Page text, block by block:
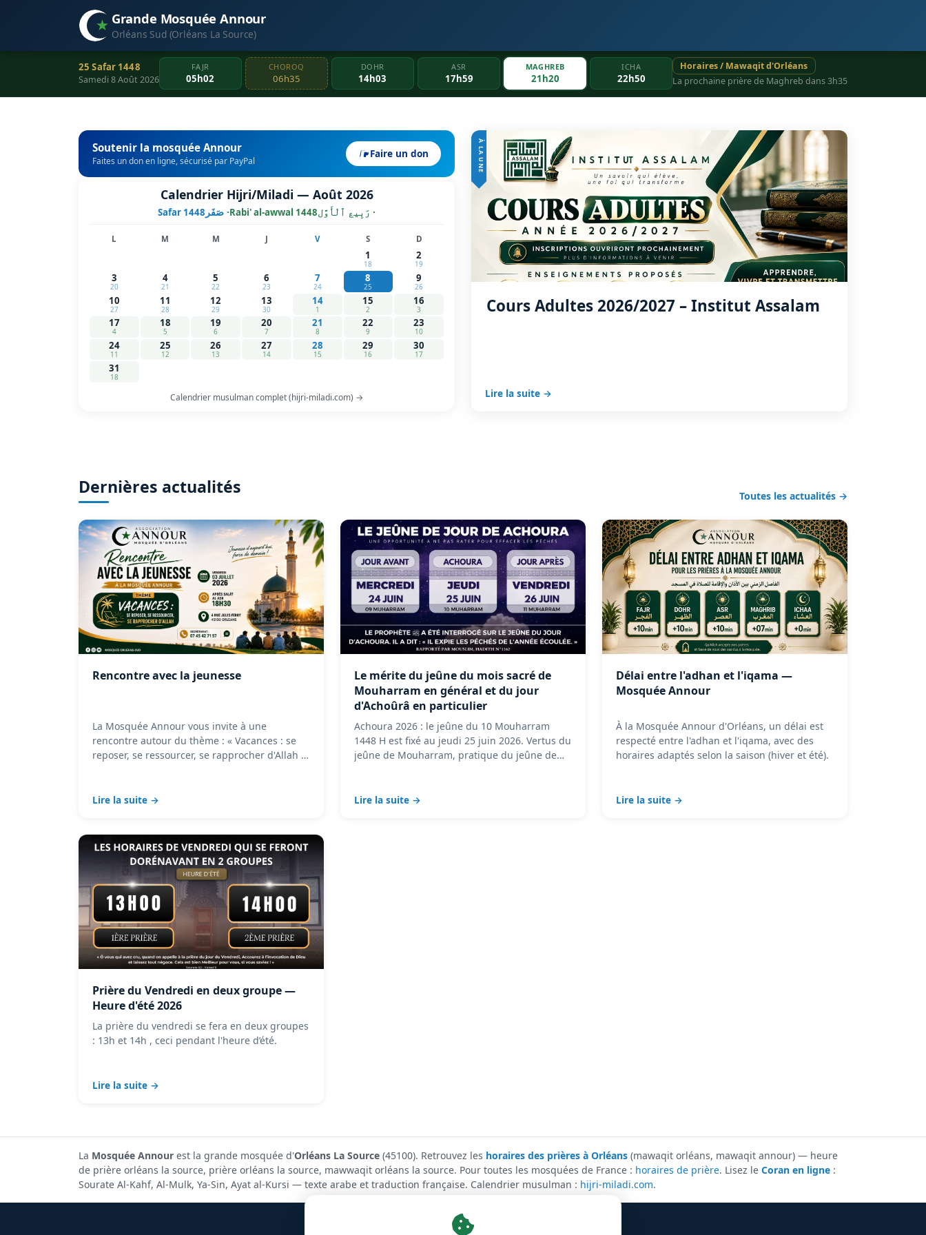
Grande Mosquée Annour
Orléans Sud (Orléans La Source)
25 Safar 1448
Samedi 8 Août 2026
FAJR
05h02
CHOROQ
06h35
DOHR
14h03
ASR
17h59
MAGHREB
21h20
ICHA
22h50
Horaires / Mawaqit d'Orléans
La prochaine prière de Maghreb dans 3h35
Soutenir la mosquée Annour
Faites un don en ligne, sécurisé par PayPal
Faire un don
Calendrier Hijri/Miladi — Août 2026
Safar 1448 · صَفَرRabi' al-awwal 1448· رَبِيع ٱلْأَوَّل
L M M J V S D
1
18
2
19
3
20
4
21
5
22
6
23
7
24
8
25
9
26
10
27
11
28
12
29
13
30
14
1
15
2
16
3
17
4
18
5
19
6
20
7
21
8
22
9
23
10
24
11
25
12
26
13
27
14
28
15
29
16
30
17
31
18
Calendrier musulman complet (hijri-miladi.com) →
À LA UNE
Cours Adultes 2026/2027 – Institut Assalam
Lire la suite →
Dernières actualités Toutes les actualités →
Rencontre avec la jeunesse
La Mosquée Annour vous invite à une
rencontre autour du thème : « Vacances : se
reposer, se ressourcer, se rapprocher d'Allah ».
Lire la suite →
Le mérite du jeûne du mois sacré de
Mouharram en général et du jour
d'Achoûrâ en particulier
Achoura 2026 : le jeûne du 10 Mouharram
1448 H est fixé au jeudi 25 juin 2026. Vertus du
jeûne de Mouharram, pratique du jeûne de
Lire la suite →
Délai entre l'adhan et l'iqama —
Mosquée Annour
À la Mosquée Annour d'Orléans, un délai est
respecté entre l'adhan et l'iqama, avec des
horaires adaptés selon la saison (hiver et été).
Lire la suite →
Prière du Vendredi en deux groupe —
Heure d'été 2026
La prière du vendredi se fera en deux groupes
: 13h et 14h , ceci pendant l'heure d’été.
Lire la suite →
La Mosquée Annour est la grande mosquée d'Orléans La Source (45100). Retrouvez les horaires des prières à Orléans (mawaqit orléans, mawaqit annour) — heure
de prière orléans la source, prière orléans la source, mawwaqit orléans la source. Pour toutes les mosquées de France : horaires de prière. Lisez le Coran en ligne :
Sourate Al-Kahf, Al-Mulk, Ya-Sin, Ayat al-Kursi — texte arabe et traduction française. Calendrier musulman : hijri-miladi.com.